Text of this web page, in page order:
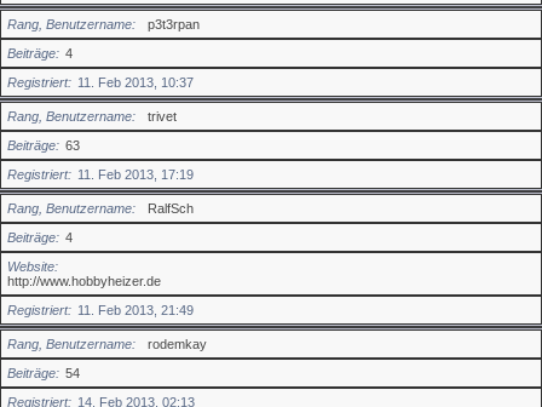
Rang, Benutzername
p3t3rpan
Beiträge
4
Registriert
11. Feb 2013, 10:37
Rang, Benutzername
trivet
Beiträge
63
Registriert
11. Feb 2013, 17:19
Rang, Benutzername
RalfSch
Beiträge
4
Website
http://www.hobbyheizer.de
Registriert
11. Feb 2013, 21:49
Rang, Benutzername
rodemkay
Beiträge
54
Registriert
14. Feb 2013, 02:13